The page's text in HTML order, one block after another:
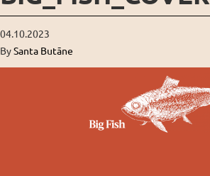
04.10.2023
BySanta Butāne